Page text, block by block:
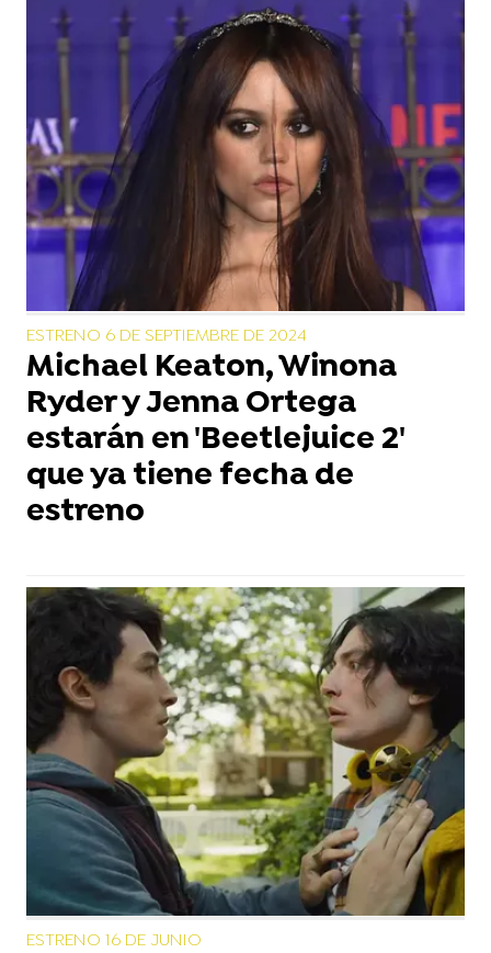
ESTRENO 6 DE SEPTIEMBRE DE 2024
Michael Keaton, Winona
Ryder y Jenna Ortega
estarán en 'Beetlejuice 2'
que ya tiene fecha de
estreno
ESTRENO 16 DE JUNIO